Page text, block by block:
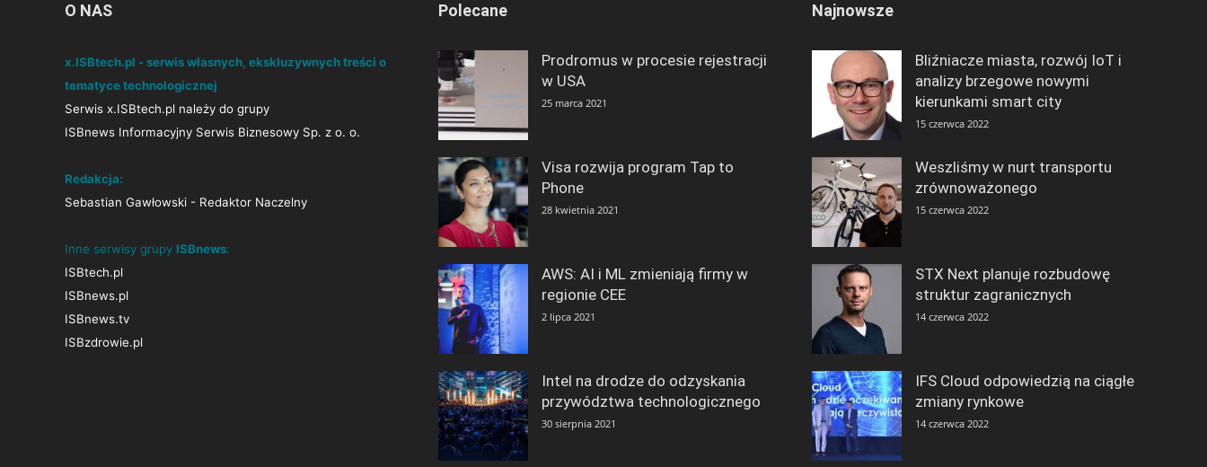
O NAS
x.ISBtech.pl - serwis własnych, ekskluzywnych treści o
tematyce technologicznej
Serwis x.ISBtech.pl należy do grupy
ISBnews Informacyjny Serwis Biznesowy Sp. z o. o.
Redakcja:
Sebastian Gawłowski - Redaktor Naczelny
Inne serwisy grupy ISBnews:
ISBtech.pl
ISBnews.pl
ISBnews.tv
ISBzdrowie.pl
Polecane
Prodromus w procesie rejestracji
w USA
25 marca 2021
Visa rozwija program Tap to
Phone
28 kwietnia 2021
AWS: AI i ML zmieniają firmy w
regionie CEE
2 lipca 2021
Intel na drodze do odzyskania
przywództwa technologicznego
30 sierpnia 2021
Najnowsze
Bliźniacze miasta, rozwój IoT i
analizy brzegowe nowymi
kierunkami smart city
15 czerwca 2022
Weszliśmy w nurt transportu
zrównoważonego
15 czerwca 2022
STX Next planuje rozbudowę
struktur zagranicznych
14 czerwca 2022
IFS Cloud odpowiedzią na ciągłe
zmiany rynkowe
14 czerwca 2022